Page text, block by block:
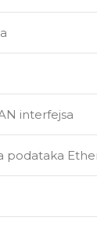
interfejsa
podataka